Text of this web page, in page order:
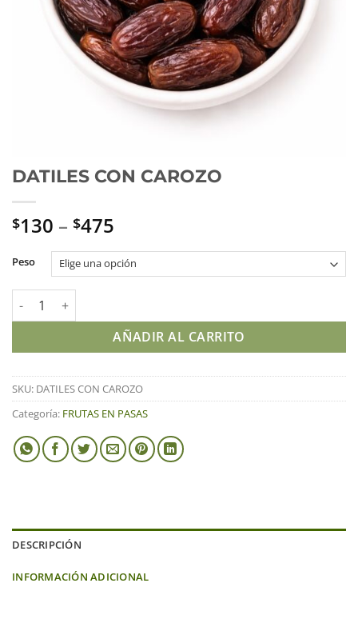
DATILES CON CAROZO
$130 – $475
Peso
DATILES CON CAROZO cantidad
AÑADIR AL CARRITO
SKU: DATILES CON CAROZO
Categoría: FRUTAS EN PASAS
DESCRIPCIÓN
INFORMACIÓN ADICIONAL